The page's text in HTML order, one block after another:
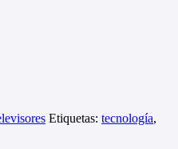
Etiquetas: tecnología,